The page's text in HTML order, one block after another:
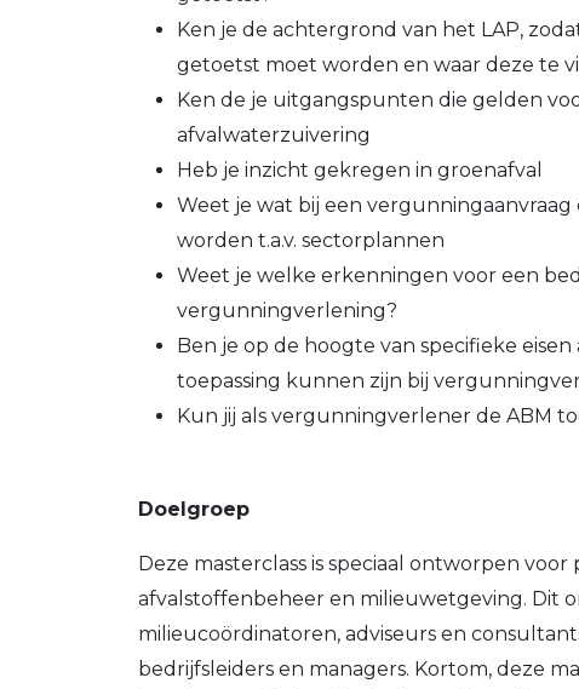
Ken je de achtergrond van het LAP,
getoetst moet worden en waar deze te
Ken de je uitgangspunten die gelden
afvalwaterzuivering
Heb je inzicht gekregen in groenafval
Weet je wat bij een
worden t.a.v. sectorplannen
Weet je welke erkenningen voor een
vergunningverlening?
Ben je op de hoogte van specifieke
toepassing kunnen zijn bij
Kun jij als vergunningverlener de ABM
Doelgroep
Deze masterclass is speciaal ontworpen
afvalstoffenbeheer en milieuwetgeving. Dit
milieucoördinatoren, adviseurs en
bedrijfsleiders en managers. Kortom, deze